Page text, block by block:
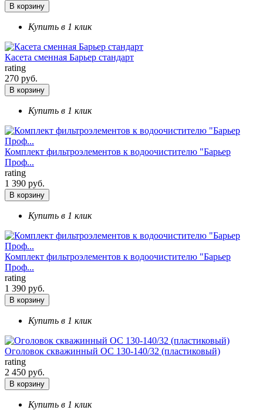
В корзину
Купить в 1 клик
Касета сменная Барьер стандарт
rating
270 руб.
В корзину
Купить в 1 клик
Комплект фильтроэлементов к водоочистителю "Барьер
Проф...
rating
1 390 руб.
В корзину
Купить в 1 клик
Комплект фильтроэлементов к водоочистителю "Барьер
Проф...
rating
1 390 руб.
В корзину
Купить в 1 клик
Оголовок скважинный ОС 130-140/32 (пластиковый)
rating
2 450 руб.
В корзину
Купить в 1 клик